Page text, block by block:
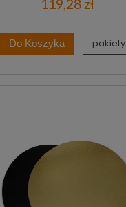
119,28 zł
Do Koszyka pakiety